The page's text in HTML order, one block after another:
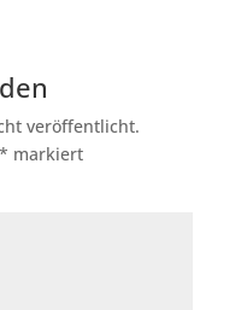
veröffentlicht.
* markiert